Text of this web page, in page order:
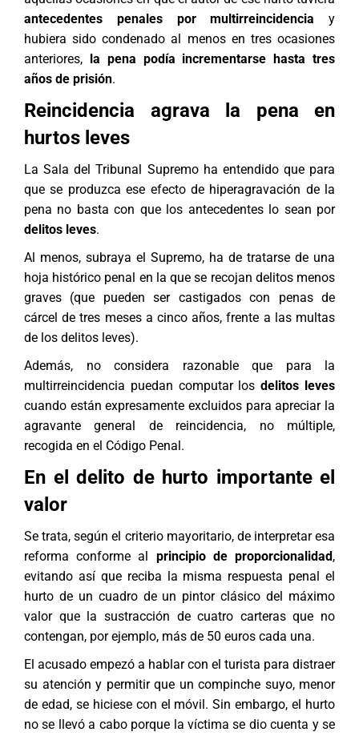
antecedentes penales por multirreincidencia y
hubiera sido condenado al menos en tres ocasiones
anteriores, la pena podía incrementarse hasta tres
años de prisión.
Reincidencia agrava la pena en
hurtos leves
La Sala del Tribunal Supremo ha entendido que para
que se produzca ese efecto de hiperagravación de la
pena no basta con que los antecedentes lo sean por
delitos leves.
Al menos, subraya el Supremo, ha de tratarse de una
hoja histórico penal en la que se recojan delitos menos
graves (que pueden ser castigados con penas de
cárcel de tres meses a cinco años, frente a las multas
de los delitos leves).
Además, no considera razonable que para la
multirreincidencia puedan computar losdelitos leves
cuando están expresamente excluidos para apreciar la
agravante general de reincidencia, no múltiple,
recogida en el Código Penal.
En el delito de hurto importante el
valor
Se trata, según el criterio mayoritario, de interpretar esa
reforma conforme al principio de proporcionalidad,
evitando así que reciba la misma respuesta penal el
hurto de un cuadro de un pintor clásico del máximo
valor que la sustracción de cuatro carteras que no
contengan, por ejemplo, más de 50 euros cada una.
El acusado empezó a hablar con el turista para distraer
su atención y permitir que un compinche suyo, menor
de edad, se hiciese con el móvil. Sin embargo, el hurto
no se llevó a cabo porque la víctima se dio cuenta y se